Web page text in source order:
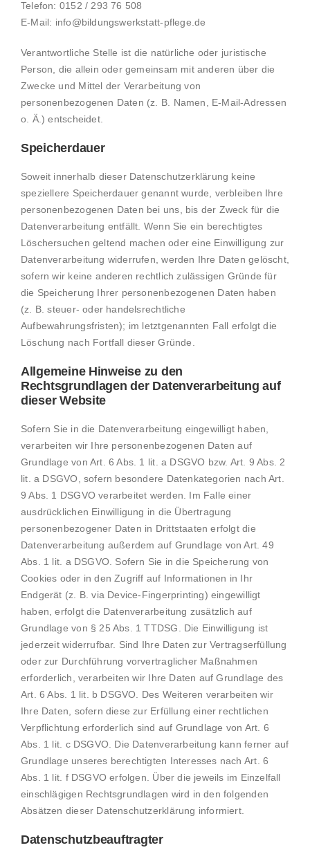
Telefon: 0152 / 293 76 508
E-Mail: info@bildungswerkstatt-pflege.de
Verantwortliche Stelle ist die natürliche oder juristische
Person, die allein oder gemeinsam mit anderen über die
Zwecke und Mittel der Verarbeitung von
personenbezogenen Daten (z. B. Namen, E-Mail-Adressen
o. Ä.) entscheidet.
Speicherdauer
Soweit innerhalb dieser Datenschutzerklärung keine
speziellere Speicherdauer genannt wurde, verbleiben Ihre
personenbezogenen Daten bei uns, bis der Zweck für die
Datenverarbeitung entfällt. Wenn Sie ein berechtigtes
Löschersuchen geltend machen oder eine Einwilligung zur
Datenverarbeitung widerrufen, werden Ihre Daten gelöscht,
sofern wir keine anderen rechtlich zulässigen Gründe für
die Speicherung Ihrer personenbezogenen Daten haben
(z. B. steuer- oder handelsrechtliche
Aufbewahrungsfristen); im letztgenannten Fall erfolgt die
Löschung nach Fortfall dieser Gründe.
Allgemeine Hinweise zu den
Rechtsgrundlagen der Datenverarbeitung auf
dieser Website
Sofern Sie in die Datenverarbeitung eingewilligt haben,
verarbeiten wir Ihre personenbezogenen Daten auf
Grundlage von Art. 6 Abs. 1 lit. a DSGVO bzw. Art. 9 Abs. 2
lit. a DSGVO, sofern besondere Datenkategorien nach Art.
9 Abs. 1 DSGVO verarbeitet werden. Im Falle einer
ausdrücklichen Einwilligung in die Übertragung
personenbezogener Daten in Drittstaaten erfolgt die
Datenverarbeitung außerdem auf Grundlage von Art. 49
Abs. 1 lit. a DSGVO. Sofern Sie in die Speicherung von
Cookies oder in den Zugriff auf Informationen in Ihr
Endgerät (z. B. via Device-Fingerprinting) eingewilligt
haben, erfolgt die Datenverarbeitung zusätzlich auf
Grundlage von § 25 Abs. 1 TTDSG. Die Einwilligung ist
jederzeit widerrufbar. Sind Ihre Daten zur Vertragserfüllung
oder zur Durchführung vorvertraglicher Maßnahmen
erforderlich, verarbeiten wir Ihre Daten auf Grundlage des
Art. 6 Abs. 1 lit. b DSGVO. Des Weiteren verarbeiten wir
Ihre Daten, sofern diese zur Erfüllung einer rechtlichen
Verpflichtung erforderlich sind auf Grundlage von Art. 6
Abs. 1 lit. c DSGVO. Die Datenverarbeitung kann ferner auf
Grundlage unseres berechtigten Interesses nach Art. 6
Abs. 1 lit. f DSGVO erfolgen. Über die jeweils im Einzelfall
einschlägigen Rechtsgrundlagen wird in den folgenden
Absätzen dieser Datenschutzerklärung informiert.
Datenschutz­beauftragter